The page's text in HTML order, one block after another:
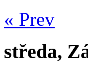
« Prev
středa,